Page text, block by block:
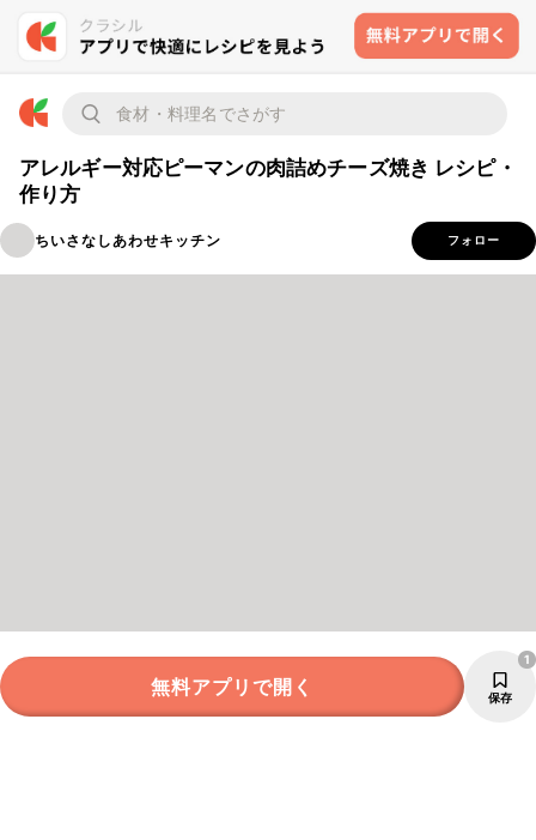
アレルギー対応ピーマンの肉詰めチーズ焼き レシピ・
作り方
ちいさなしあわせキッチン フォロー
無料アプリで開く 保存
1